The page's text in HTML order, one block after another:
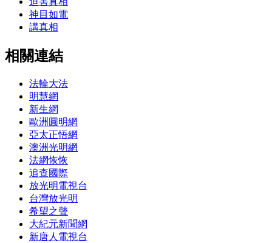
神目如電
講真相
相關連結
法輪大法
明慧網
新生網
歐洲圓明網
亞太正悟網
澳洲光明網
法網恢恢
追查國際
放光明電視台
台灣放光明
希望之聲
大紀元新聞網
新唐人電視台